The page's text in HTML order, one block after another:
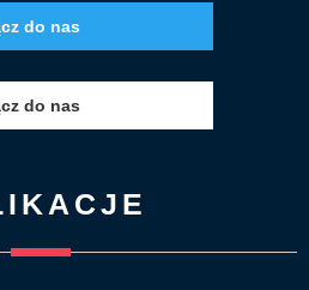
do nas
do nas